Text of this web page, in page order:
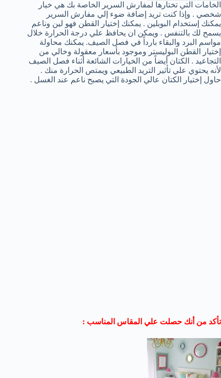
الخامات التي تختارها لمفارش السرير الخاصة بك هي خيار
شخصي . وإذا كنت تريد إضافة ضوء إلي مفارش السرير
يمكنك إستخدام البوبلين . يمكنك إختيار القطن فهو لين وناعم
يسمح لك بالتنفس . ويمكن ان يحافظ علي درجة الحرارة خلال
مواسم البرد والبقاء بارداً في فصل الصيف. يمكنك محاولة
إختيار القطن البوليستر وموجود بأسعار معقولة وخالي من
التجاعيد . الكتان أيضاً من الخيارات الشائعة أثناء فصل الصيف
لأنه يحتوي علي تأثير التريد الطبيعي ويمتص الحرارة منك .
حاول إختيار الكتان عالي الجودة التي يصبح ناعم عند الغسل .
تأكد من أنك حصلت علي المقاس المناسب :